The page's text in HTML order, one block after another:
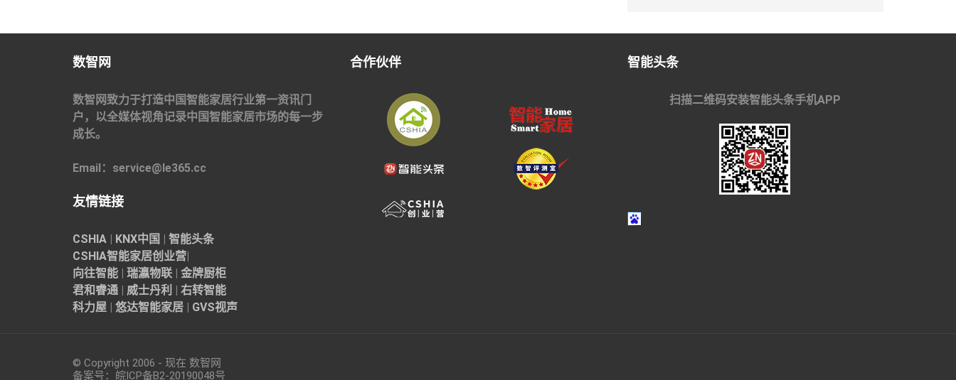
数智网
数智网致力于打造中国智能家居行业第一资讯门
户，以全媒体视角记录中国智能家居市场的每一步
成长。
Email：service@le365.cc
友情链接
CSHIA | KNX中国 | 智能头条
CSHIA智能家居创业营|
向往智能 | 瑞瀛物联 | 金牌厨柜
君和睿通 | 威士丹利 | 右转智能
科力屋 | 悠达智能家居 | GVS视声
合作伙伴 智能头条
扫描二维码安装智能头条手机APP
© Copyright 2006 - 现在 数智网
备案号： 皖ICP备B2-20190048号